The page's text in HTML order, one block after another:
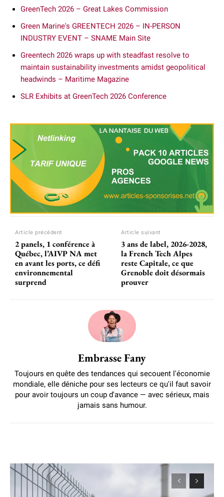
GreenTech 2026 – Great Lakes Commission
Green Marine's GREENTECH 2026 – IN-PERSON
INDUSTRY EVENT – SNAME Main Site
Greentech 2026 wraps up with steadfast resolve to
maintain sustainability investments amidst geopolitical
headwinds – Maritime Magazine
SLR Exhibits at GreenTech 2026 Conference
Article précédent
2 panels, 1 conférence à
Québec, l’AIVP NA met
en avant les ports, ce défi
environnemental
surprend
Article suivant
3 ans de label, 2026-2028,
la French Tech Alpes
reste Capitale, ce que
Grenoble doit désormais
prouver
Embrasse Fany
Toujours en quête des tendances qui secouent l'économie
mondiale, elle déniche pour ses lecteurs ce qu'il faut savoir
pour avoir toujours un coup d'avance — avec sérieux, mais
jamais sans humour.